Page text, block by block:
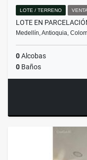
LOTE / TERRENO VENTA
LOTE EN
Medellín, Antioquia,
0Alcobas
0 Baños